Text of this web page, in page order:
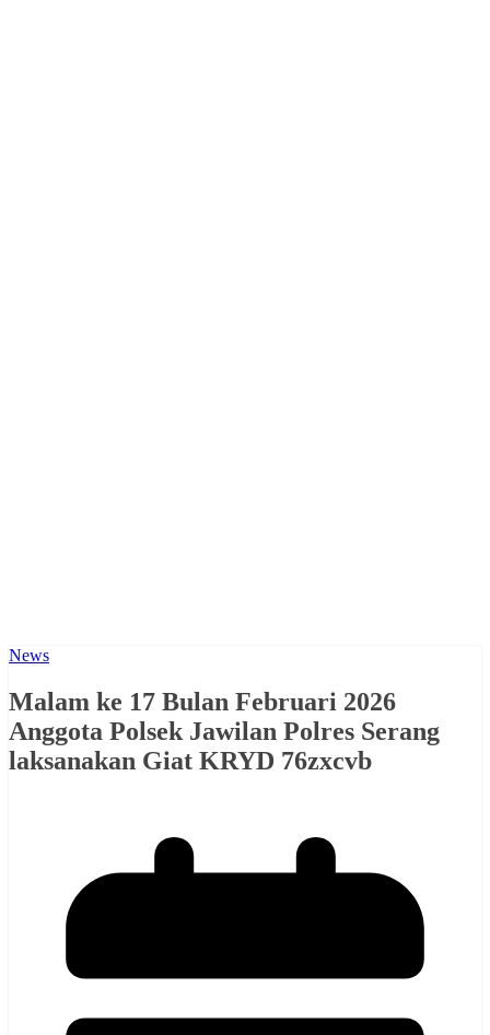
News
Malam ke 17 Bulan Februari 2026
Anggota Polsek Jawilan Polres Serang
laksanakan Giat KRYD 76zxcvb